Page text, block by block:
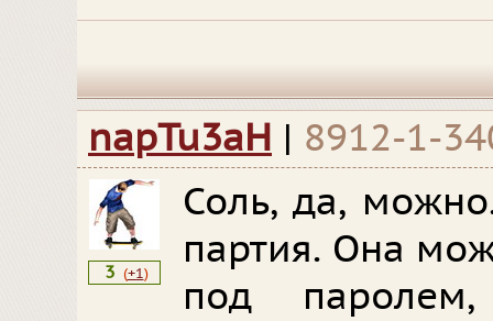
napTu3aH | 8912-1-
3 (+1)
Соль, да,
партия. Она
под